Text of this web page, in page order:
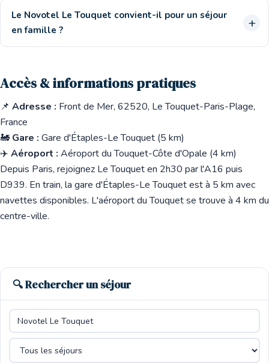
Le Novotel Le Touquet convient-il pour un séjour
en famille ?
Accès & informations pratiques
📌 Adresse : Front de Mer, 62520, Le Touquet-Paris-Plage,
France
🚂 Gare : Gare d'Étaples-Le Touquet (5 km)
✈️ Aéroport : Aéroport du Touquet-Côte d'Opale (4 km)
Depuis Paris, rejoignez Le Touquet en 2h30 par l'A16 puis
D939. En train, la gare d'Étaples-Le Touquet est à 5 km avec
navettes disponibles. L'aéroport du Touquet se trouve à 4 km du
centre-ville.
🔍 Rechercher un séjour